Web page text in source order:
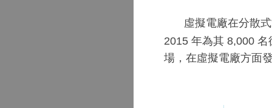
虛擬電廠在分散
2015 年為其 8,000 名
場，在虛擬電廠方面